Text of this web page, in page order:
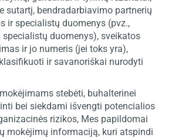
sutartį, bendradarbiavimo partnerių
ir specialistų duomenys (pvz.,
duomenys), sveikatos
ir jo numeris (jei toks yra),
ir savanoriškai nurodyti
stebėti, buhalterinei
bei siekdami išvengti potencialios
rizikos, Mes papildomai
mokėjimų informaciją, kuri atspindi